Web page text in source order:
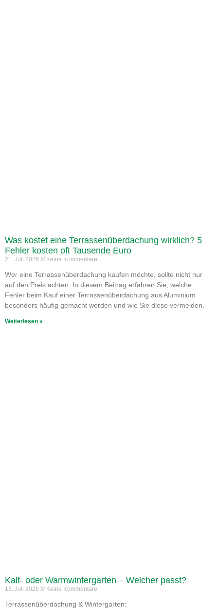
Was kostet eine Terrassenüberdachung wirklich? 5
Fehler kosten oft Tausende Euro
21. Juli 2026 Keine Kommentare
Wer eine Terrassenüberdachung kaufen möchte, sollte nicht nur
auf den Preis achten. In diesem Beitrag erfahren Sie, welche
Fehler beim Kauf einer Terrassenüberdachung aus Aluminium
besonders häufig gemacht werden und wie Sie diese vermeiden.
Weiterlesen »
Kalt- oder Warmwintergarten – Welcher passt?
13. Juli 2026 Keine Kommentare
Terrassenüberdachung & Wintergarten: